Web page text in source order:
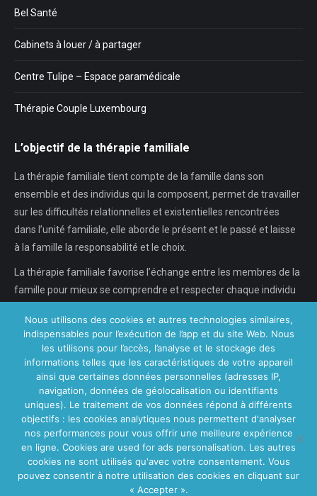
Bel Santé
Cabinets à louer / à partager
Centre Tulipe – Espace paramédicale
Thérapie Couple Luxembourg
L’objectif de la thérapie familiale
La thérapie familiale tient compte de la famille dans son
ensemble et des individus qui la composent, permet de travailler
sur les difficultés relationnelles et existentielles rencontrées
dans l’unité familiale, elle aborde le présent et le passé et laisse
à la famille la responsabilité et le choix.
La thérapie familiale favorise l’échange entre les membres de la
famille pour mieux se comprendre et respecter chaque individu
En savoir plus...
Nos Centres
Centre VitaPsy Bruxelles
Nous utilisons des cookies et autres technologies similaires,
indispensables pour l’exécution de l’app et du site Web. Nous
les utilisons pour l’accès, l’analyse et le stockage des
informations telles que les caractéristiques de votre appareil
ainsi que certaines données personnelles (adresses IP,
navigation, données de géolocalisation ou identifiants
uniques). Le traitement de vos données répond à différents
objectifs : les cookies analytiques nous permettent d'analyser
nos performances pour vous offrir une meilleure expérience
en ligne. Cookies are used for ads personalisation. Les autres
cookies ne sont utilisés qu'avec votre consentement. Vous
pouvez consentir à notre utilisation des cookies en cliquant sur
« Accepter ».